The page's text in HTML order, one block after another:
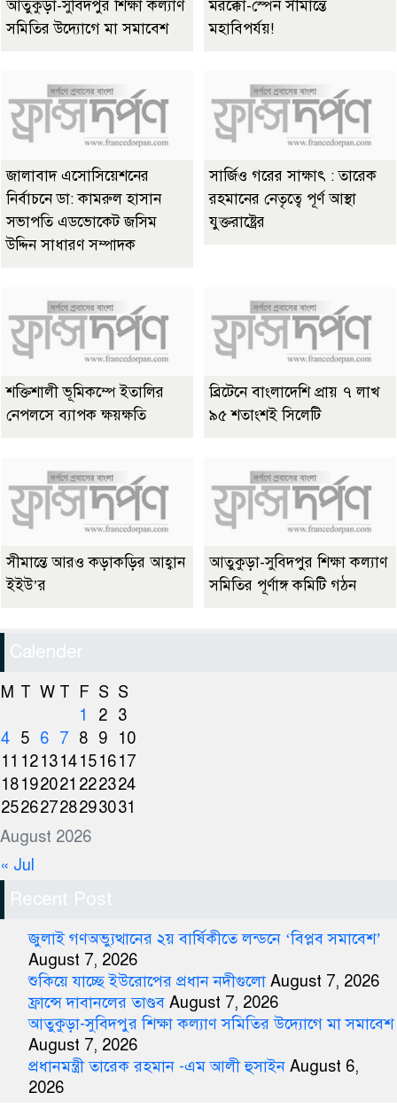
আতুকুড়া-সুবিদপুর শিক্ষা কল্যাণ
সমিতির উদ্যোগে মা সমাবেশ
মরক্কো-স্পেন সীমান্তে
মহাবিপর্যয়!
জালাবাদ এসোসিয়েশনের
নির্বাচনে ডা: কামরুল হাসান
সভাপতি এডভোকেট জসিম
উদ্দিন সাধারণ সম্পাদক
সার্জিও গরের সাক্ষাৎ : তারেক
রহমানের নেতৃত্বে পূর্ণ আস্থা
যুক্তরাষ্ট্রের
শক্তিশালী ভূমিকম্পে ইতালির
নেপলসে ব্যাপক ক্ষয়ক্ষতি
ব্রিটেনে বাংলাদেশি প্রায় ৭ লাখ
৯৫ শতাংশই সিলেটি
সীমান্তে আরও কড়াকড়ির আহ্বান
ইইউ’র
আতুকুড়া-সুবিদপুর শিক্ষা কল্যাণ
সমিতির পূর্ণাঙ্গ কমিটি গঠন
Calender
August 2026
M T W T F S S
1
2 3
4 5 6 7 8 9
10
11 121314151617
18192021 222324
25262728293031
« Jul
Recent Post
জুলাই গণঅভ্যুত্থানের ২য় বার্ষিকীতে লন্ডনে ‘বিপ্লব সমাবেশ’
August 7, 2026
শুকিয়ে যাচ্ছে ইউরোপের প্রধান নদীগুলো August 7, 2026
ফ্রান্সে দাবানলের তাণ্ডব August 7, 2026
আতুকুড়া-সুবিদপুর শিক্ষা কল্যাণ সমিতির উদ্যোগে মা সমাবেশ
August 7, 2026
প্রধানমন্ত্রী তারেক রহমান -এম আলী হুসাইন August 6,
2026